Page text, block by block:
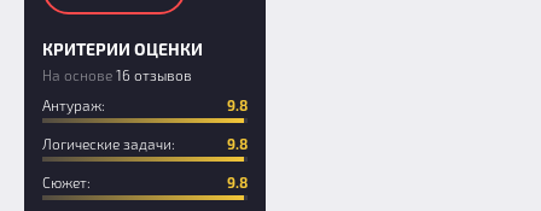
КРИТЕРИИ ОЦЕНКИ
На основе 16 отзывов
Антураж:
9.8
Логические задачи: 9.8
Сюжет: 9.8